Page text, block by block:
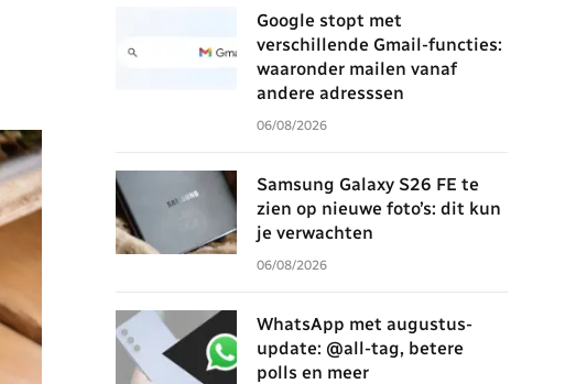
Google stopt met
verschillende Gmail-functies:
waaronder mailen vanaf
andere adresssen
06/08/2026
Samsung Galaxy S26 FE te
zien op nieuwe foto’s: dit kun
je verwachten
06/08/2026
WhatsApp met augustus-
update: @all-tag, betere
polls en meer